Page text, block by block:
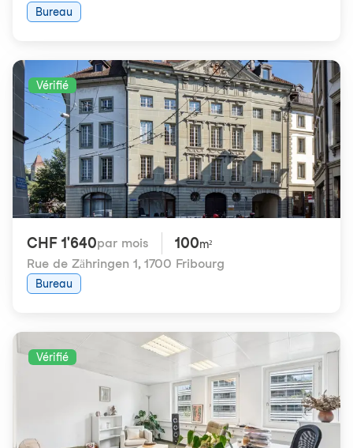
Bureau
Vérifié
CHF 1'640par mois 100m²
Rue de Zähringen 1, 1700 Fribourg
Bureau
Vérifié